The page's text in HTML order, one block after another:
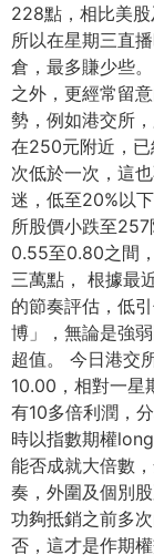
228點，相比美股
所以在星期三直
倉，最多賺少些
之外，更經常留
勢，例如港交所
在250元附近，
次低於一次，這
迷，低至20%以
所股價小跌至
0.55至0.80之間
三萬點， 根據最
的節奏評估，低
博」，無論是強
超值。 今日港交
10.00，相對一星
有10多倍利潤，
時以指數期權
能否成就大倍數
奏，外圍及個別
功夠抵銷之前多
否，這才是作期